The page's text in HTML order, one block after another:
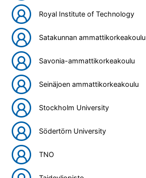
Royal Institute of Technology
Satakunnan ammattikorkeakoulu
Savonia-ammattikorkeakoulu
Seinäjoen ammattikorkeakoulu
Stockholm University
Södertörn University
TNO